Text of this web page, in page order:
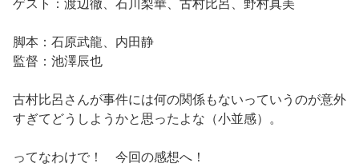
ゲスト：渡辺徹、石川梨華、古村比呂、野村真美
脚本：石原武龍、内田静
監督：池澤辰也
古村比呂さんが事件には何の関係もないっていうのが意外
すぎてどうしようかと思ったよな（小並感）。
ってなわけで！ 今回の感想へ！